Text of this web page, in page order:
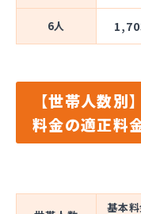
6人
【世帯人数別
料金の適正料
基本